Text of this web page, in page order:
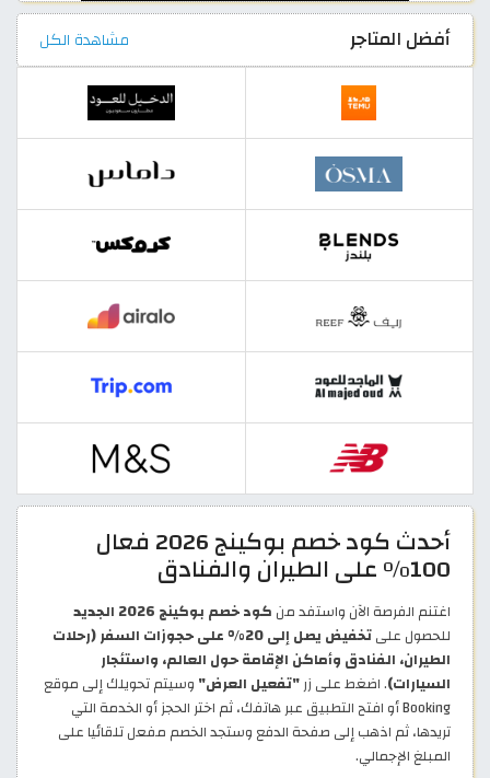
أفضل المتاجر مشاهدة الكل
أحدث كود خصم بوكينج 2026 فعال
100% على الطيران والفنادق
اغتنم الفرصة الآن واستفد من كود خصم بوكينج 2026 الجديد
للحصول على
تخفيض يصل إلى 20% على حجوزات السفر (رحلات
الطيران، الفنادق وأماكن الإقامة حول العالم، واستئجار
السيارات). اضغط على زر"تفعيل العرض" وسيتم تحويلك إلى موقع
Booking أو افتح التطبيق عبر هاتفك، ثم اختر الحجز أو الخدمة التي
تريدها، ثم اذهب إلى صفحة الدفع وستجد الخصم مفعل تلقائيا على
المبلغ الإجمالي.